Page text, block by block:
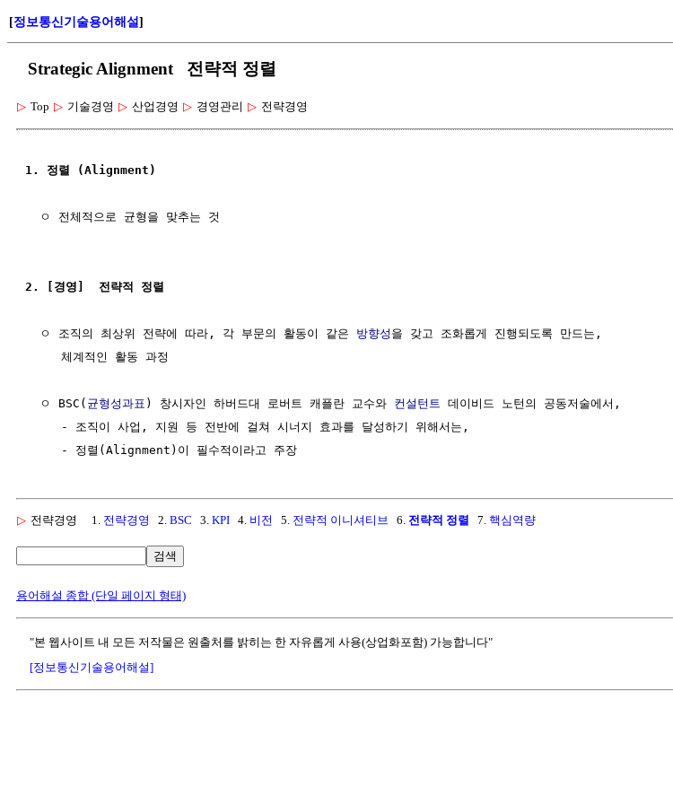
[정보통신기술용어해설]
Strategic Alignment 전략적 정렬
▷ Top ▷ 기술경영 ▷ 산업경영 ▷ 경영관리 ▷ 전략경영
1. 정렬 (Alignment)
  ㅇ 전체적으로 균형을 맞추는 것
2. [경영]  전략적 정렬
  ㅇ 조직의 최상위 전략에 따라, 각 부문의 활동이 같은
방향성 을 갖고 조화롭게 진행되도록 만드는,
     체계적인 활동 과정
  ㅇ BSC(
균형성과표 ) 창시자인 하버드대 로버트 캐플란 교수와 컨설턴트
데이비드 노턴의 공동저술에서,
     - 조직이 사업, 지원 등 전반에 걸쳐 시너지 효과를 달성하기 위해서는,
     - 정렬(Alignment)이 필수적이라고 주장
▷ 전략경영 1. 전략경영 2. BSC 3. KPI 4. 비전 5. 전략적 이니셔티브 6. 전략적 정렬 7. 핵심역량
검색
용어해설 종합 (단일 페이지 형태)
"본 웹사이트 내 모든 저작물은 원출처를 밝히는 한 자유롭게 사용(상업화포함) 가능합니다"
[정보통신기술용어해설]